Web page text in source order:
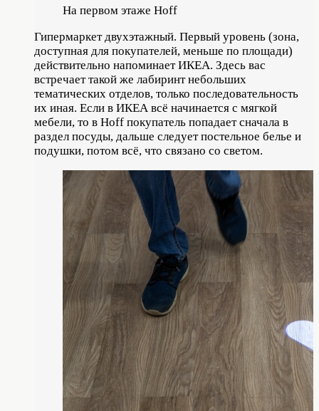
На первом этаже Hoff
Гипермаркет двухэтажный. Первый уровень (зона,
доступная для покупателей, меньше по площади)
действительно напоминает ИКЕА. Здесь вас
встречает такой же лабиринт небольших
тематических отделов, только последовательность
их иная. Если в ИКЕА всё начинается с мягкой
мебели, то в Hoff покупатель попадает сначала в
раздел посуды, дальше следует постельное белье и
подушки, потом всё, что связано со светом.